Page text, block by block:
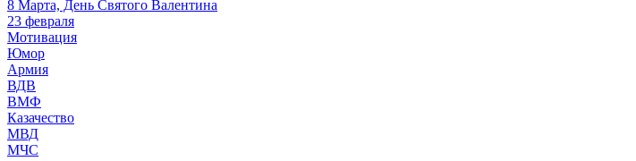
8 Марта, День Святого Валентина
23 февраля
Мотивация
Юмор
Армия
ВДВ
ВМФ
Казачество
МВД
МЧС